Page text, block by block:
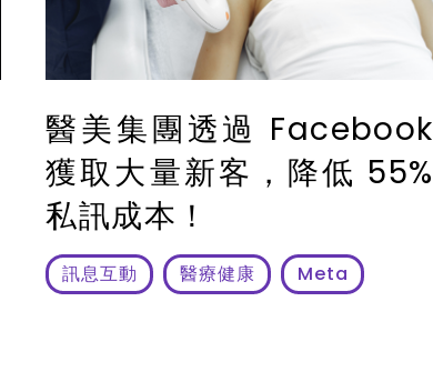
醫美集團透過 Facebook
獲取大量新客，降低 55%
私訊成本！
訊息互動 醫療健康 Meta